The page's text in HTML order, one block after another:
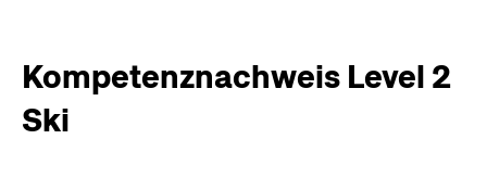
Kompetenznachweis Level 2
Ski